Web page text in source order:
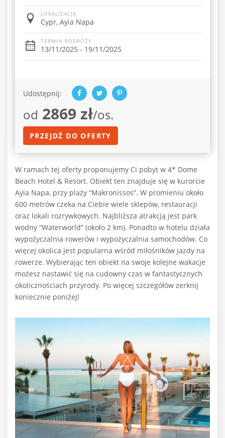
LOKALIZACJA
Cypr, Ayia Napa
TERMIN PODRÓŻY
13/11/2025 - 19/11/2025
Udostępnij:
od 2869 zł/os.
PRZEJDŹ DO OFERTY
W ramach tej oferty proponujemy Ci pobyt w 4* Dome
Beach Hotel & Resort. Obiekt ten znajduje się w kurorcie
Ayia Napa, przy plaży “Makronissos”. W promieniu około
600 metrów czeka na Ciebie wiele sklepów, restauracji
oraz lokali rozrywkowych. Najbliższa atrakcją jest park
wodny “Waterworld” (około 2 km). Ponadto w hotelu działa
wypożyczalnia rowerów i wypożyczalnia samochodów. Co
więcej okolica jest popularna wśród miłośników jazdy na
rowerze. Wybierając ten obiekt na swoje kolejne wakacje
możesz nastawić się na cudowny czas w fantastycznych
okolicznościach przyrody. Po więcej szczegółów zerknij
koniecznie poniżej!